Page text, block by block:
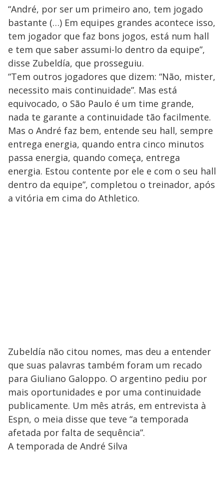
“André, por ser um primeiro ano, tem jogado
bastante (…) Em equipes grandes acontece isso,
tem jogador que faz bons jogos, está num hall
e tem que saber assumi-lo dentro da equipe”,
disse Zubeldía, que prosseguiu.
“Tem outros jogadores que dizem: “Não, mister,
necessito mais continuidade”. Mas está
equivocado, o São Paulo é um time grande,
nada te garante a continuidade tão facilmente.
Mas o André faz bem, entende seu hall, sempre
entrega energia, quando entra cinco minutos
passa energia, quando começa, entrega
energia. Estou contente por ele e com o seu hall
dentro da equipe”, completou o treinador, após
a vitória em cima do Athletico.
Zubeldía não citou nomes, mas deu a entender
que suas palavras também foram um recado
para Giuliano Galoppo. O argentino pediu por
mais oportunidades e por uma continuidade
publicamente. Um mês atrás, em entrevista à
Espn, o meia disse que teve “a temporada
afetada por falta de sequência”.
A temporada de André Silva